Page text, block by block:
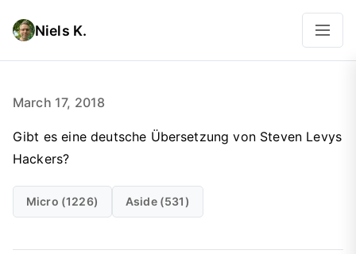
Niels K.
March 17, 2018
Gibt es eine deutsche Übersetzung von Steven Levys
Hackers?
Micro (1226) Aside (531)